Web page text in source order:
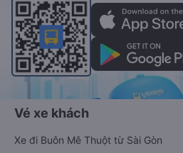
Vé xe khách
Xe đi Buôn Mê Thuột từ Sài Gòn